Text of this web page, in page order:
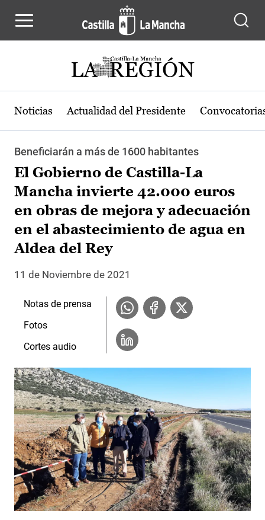
Noticias Actualidad del Presidente
Beneficiarán a más de 1600 habitantes
El Gobierno de Castilla-La
Mancha invierte 42.000 euros
en obras de mejora y adecuación
en el abastecimiento de agua en
Aldea del Rey
11 de Noviembre de 2021
Notas de prensa
Fotos
Cortes audio